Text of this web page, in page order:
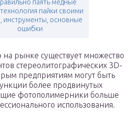
паять медные
пайки своими
инструменты, основные
ошибки
на рынке существует множество
стереолитографических 3D-
предприятиям могут быть
более продвинутых
фотополимерники больше
использования.